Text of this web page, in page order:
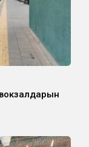
вокзалдарын